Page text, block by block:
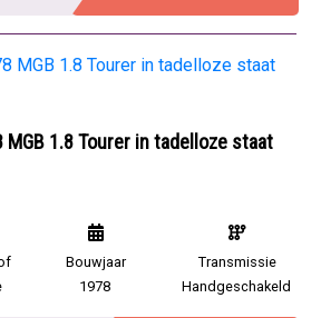
1.8 Tourer in tadelloze staat
Bouwjaar
1978
Transmissie
Handgeschakeld